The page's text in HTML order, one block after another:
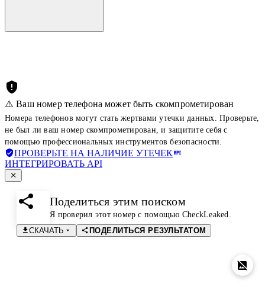
⚠️ Ваш номер телефона может быть скомпрометирован
Номера телефонов могут стать жертвами утечки данных. Проверьте,
не был ли ваш номер скомпрометирован, и защитите себя с
помощью профессиональных инструментов безопасности.
ПРОВЕРЬТЕ НА НАЛИЧИЕ УТЕЧЕК
ИНТЕГРИРОВАТЬ API
Поделиться этим поиском
Я проверил этот номер с помощью CheckLeaked.
СКАЧАТЬ
ПОДЕЛИТЬСЯ РЕЗУЛЬТАТОМ